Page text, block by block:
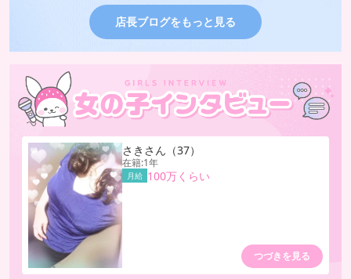
店長ブログをもっと見る
さき さん （37）
在籍:1年
月給 100万くらい
つづきを見る